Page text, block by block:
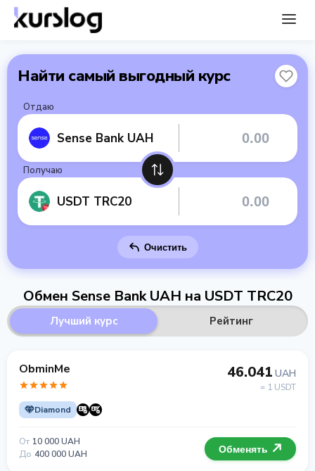
Найти самый выгодный курс
Отдаю
Sense Bank UAH
Получаю
USDT TRC20
Очистить
Обмен Sense Bank UAH на USDT TRC20
Лучший курс Рейтинг
ObminMe
Diamond
46.041 UAH
= 1 USDT
От 10 000 UAH
До 400 000 UAH Обменять